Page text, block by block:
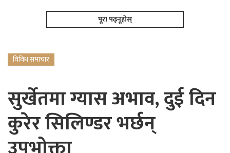
पूरा पढ्नूहोस्
विविध समाचार
सुर्खेतमा ग्यास अभाव, दुई दिन
कुरेर सिलिण्डर भर्छन्